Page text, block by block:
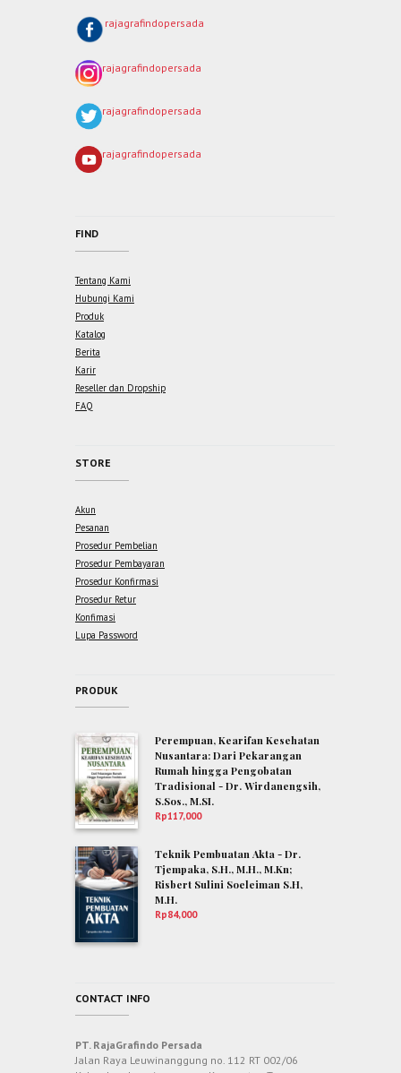
rajagrafindopersada
rajagrafindopersada
rajagrafindopersada
rajagrafindopersada
FIND
Tentang Kami
Hubungi Kami
Produk
Katalog
Berita
Karir
Reseller dan Dropship
FAQ
STORE
Akun
Pesanan
Prosedur Pembelian
Prosedur Pembayaran
Prosedur Konfirmasi
Prosedur Retur
Konfimasi
Lupa Password
PRODUK
Perempuan, Kearifan Kesehatan
Nusantara: Dari Pekarangan
Rumah hingga Pengobatan
Tradisional - Dr. Wirdanengsih,
S.Sos., M.SI.
Rp117,000
Teknik Pembuatan Akta - Dr.
Tjempaka, S.H., M.H., M.Kn;
Risbert Sulini Soeleiman S.H,
M.H.
Rp84,000
CONTACT INFO
PT. RajaGrafindo Persada
Jalan Raya Leuwinanggung no. 112 RT 002/06